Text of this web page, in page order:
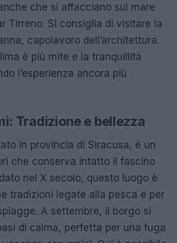
che si affacciano sul mare
Tirreno. Si consiglia di visitare la
capolavoro dell’architettura.
è più mite e la tranquillità
l’esperienza ancora più
Tradizione e bellezza
in provincia di Siracusa, è un
che conserva intatto il fascino
nel X secolo, questo luogo è
tradizioni legate alla pesca e per
A settembre, il borgo si
di calma, perfetta per una fuga